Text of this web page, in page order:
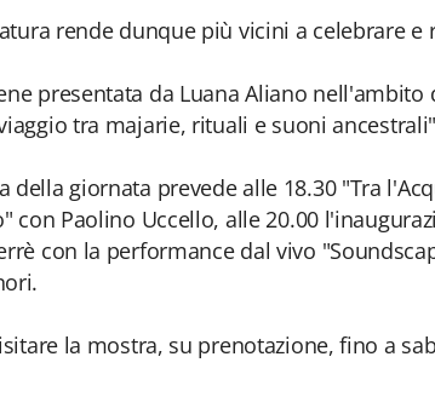
rende dunque più vicini a celebrare e
presentata da Luana Aliano nell'ambito
tra majarie, rituali e suoni
della giornata prevede alle 18.30 "Tra
con Paolino Uccello, alle 20.00
con la performance dal vivo
la mostra, su prenotazione, fino a